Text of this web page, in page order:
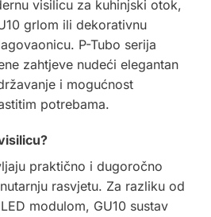
visilicu za kuhinjski otok,
grlom ili dekorativnu
P-Tubo serija
zahtjeve nudeći elegantan
i mogućnost
potrebama.
praktično i dugoročno
rasvjetu. Za razliku od
modulom, GU10 sustav